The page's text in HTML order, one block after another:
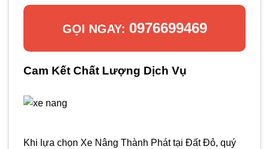
GỌI NGAY: 0976699469
Cam Kết Chất Lượng Dịch Vụ
Khi lựa chọn Xe Nâng Thành Phát tại Đất Đỏ, quý